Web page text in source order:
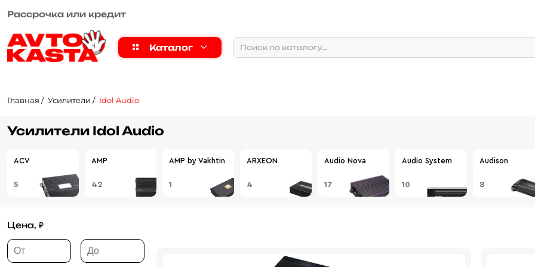
Рассрочка или кредит
Каталог
Главная Усилители Idol Audio
Усилители Idol Audio
ACV
5
AMP
42
AMP by Vakhtin
1
ARXEON
4
Audio Nova
17
Audio System
10
Audison
8
Цена, ₽